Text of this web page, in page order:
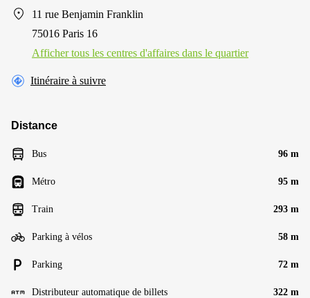
11 rue Benjamin Franklin
75016 Paris 16
Afficher tous les centres d'affaires dans le quartier
Itinéraire à suivre
Distance
Bus 96 m
Métro 95 m
Train 293 m
Parking à vélos 58 m
Parking 72 m
Distributeur automatique de billets 322 m